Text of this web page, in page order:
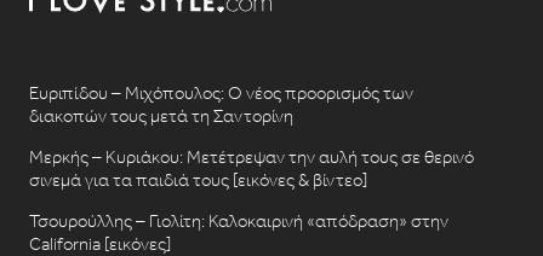
Ευριπίδου – Μιχόπουλος: Ο νέος προορισμός των
διακοπών τους μετά τη Σαντορίνη
Μερκής – Κυριάκου: Μετέτρεψαν την αυλή τους σε θερινό
σινεμά για τα παιδιά τους [εικόνες & βίντεο]
Τσουρούλλης – Γιολίτη: Καλοκαιρινή «απόδραση» στην
California [εικόνες]